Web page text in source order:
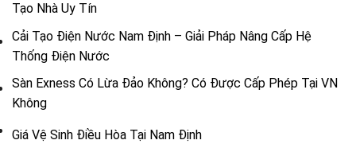
Tạo Nhà Uy Tín
Cải Tạo Điện Nước Nam Định – Giải Pháp Nâng Cấp Hệ
Thống Điện Nước
Sàn Exness Có Lừa Đảo Không? Có Được Cấp Phép Tại VN
Không
Giá Vệ Sinh Điều Hòa Tại Nam Định